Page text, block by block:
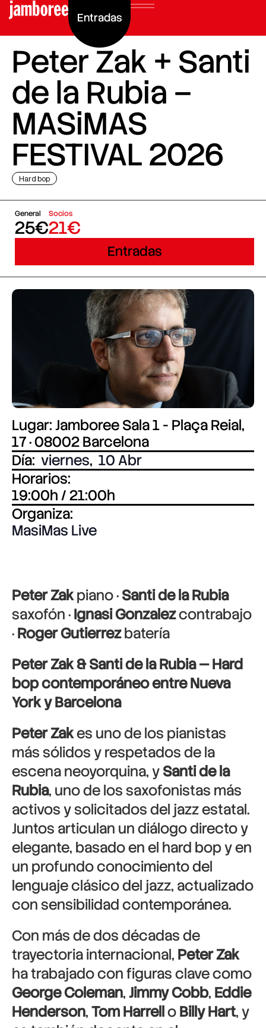
Entradas
Peter Zak + Santi
de la Rubia –
MASiMAS
FESTIVAL 2026
Hard bop
General
25€
Socios
21€
Entradas
Lugar: Jamboree Sala 1 - Plaça Reial,
17 · 08002 Barcelona
Día: viernes, 10 Abr
Horarios:
19:00h / 21:00h
Organiza:
MasiMas Live
Peter Zakpiano ·Santi de la Rubia
saxofón ·Ignasi Gonzalezcontrabajo
·Roger Gutierrezbatería
Peter Zak & Santi de la Rubia — Hard
bop contemporáneo entre Nueva
York y Barcelona
Peter Zakes uno de los pianistas
más sólidos y respetados de la
escena neoyorquina, ySanti de la
Rubia, uno de los saxofonistas más
activos y solicitados del jazz estatal.
Juntos articulan un diálogo directo y
elegante, basado en el hard bop y en
un profundo conocimiento del
lenguaje clásico del jazz, actualizado
con sensibilidad contemporánea.
Con más de dos décadas de
trayectoria internacional, Peter Zak
ha trabajado con figuras clave como
George Coleman,Jimmy Cobb, Eddie
Henderson,Tom HarrelloBilly Hart, y